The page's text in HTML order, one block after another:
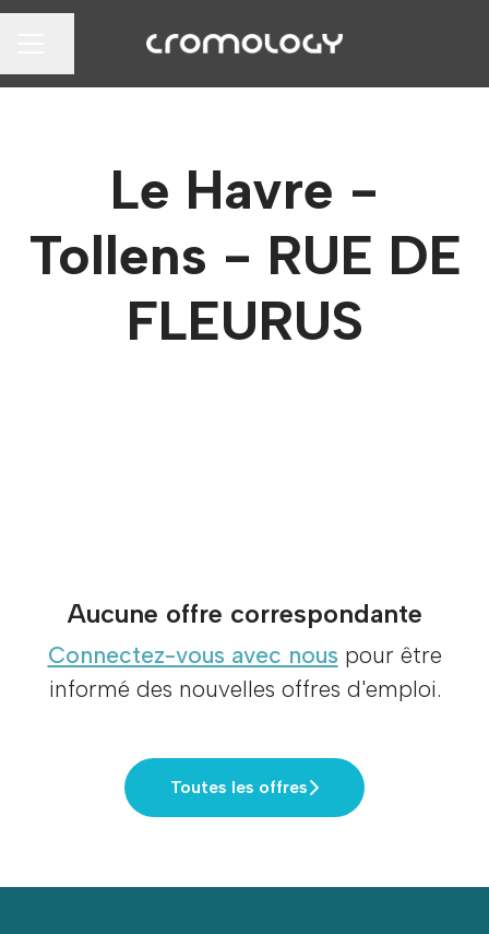
Partager la page
Le Havre -
Tollens - RUE DE
FLEURUS
Aucune offre correspondante
Connectez-vous avec nous pour être
informé des nouvelles offres d'emploi.
Toutes les offres